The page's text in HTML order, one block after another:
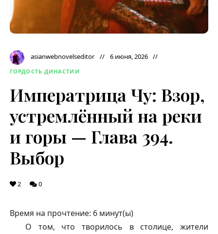
asianwebnovelseditor 6 июня, 2026
ГОРДОСТЬ ДИНАСТИИ
Императрица Чу: Взор,
устремлённый на реки
и горы — Глава 394.
Выбор
2 0
Время на прочтение: 6 минут(ы)
О том, что творилось в столице, жители